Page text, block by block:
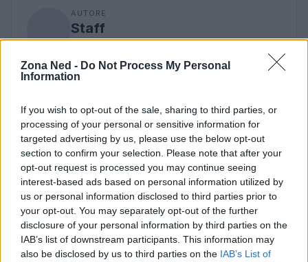
Zona Ned - Do Not Process My Personal
Information
If you wish to opt-out of the sale, sharing to third parties, or
processing of your personal or sensitive information for
targeted advertising by us, please use the below opt-out
section to confirm your selection. Please note that after your
opt-out request is processed you may continue seeing
interest-based ads based on personal information utilized by
us or personal information disclosed to third parties prior to
your opt-out. You may separately opt-out of the further
disclosure of your personal information by third parties on the
IAB’s list of downstream participants. This information may
also be disclosed by us to third parties on the IAB’s List of
AUTORE
Staff